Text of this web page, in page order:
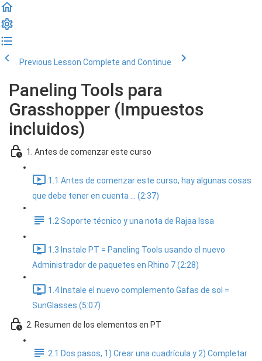
Previous Lesson Complete and Continue
Paneling Tools para
Grasshopper (Impuestos
incluidos)
1. Antes de comenzar este curso
1.1 Antes de comenzar este curso, hay algunas cosas
que debe tener en cuenta ... (2:37)
1.2 Soporte técnico y una nota de Rajaa Issa
1.3 Instale PT = Paneling Tools usando el nuevo
Administrador de paquetes en Rhino 7 (2:28)
1.4 Instale el nuevo complemento Gafas de sol =
SunGlasses (5:07)
2. Resumen de los elementos en PT
2.1 Dos pasos, 1) Crear una cuadrícula y 2) Completar